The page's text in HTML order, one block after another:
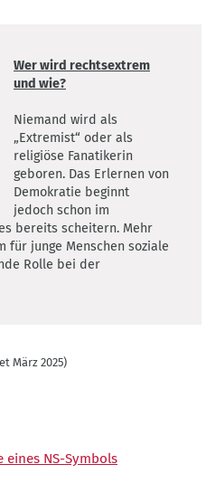
Wer wird rechtsextrem
und wie?
Niemand wird als
„Extremist“ oder als
religiöse Fanatikerin
geboren. Das Erlernen von
Demokratie beginnt
jedoch schon im
bereits scheitern. Mehr
für junge Menschen soziale
Rolle bei der
März 2025)
eines NS-Symbols